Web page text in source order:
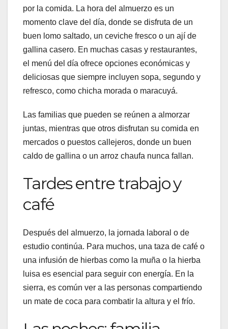
por la comida. La hora del almuerzo es un
momento clave del día, donde se disfruta de un
buen lomo saltado, un ceviche fresco o un ají de
gallina casero. En muchas casas y restaurantes,
el menú del día ofrece opciones económicas y
deliciosas que siempre incluyen sopa, segundo y
refresco, como chicha morada o maracuyá.
Las familias que pueden se reúnen a almorzar
juntas, mientras que otros disfrutan su comida en
mercados o puestos callejeros, donde un buen
caldo de gallina o un arroz chaufa nunca fallan.
Tardes entre trabajo y
café
Después del almuerzo, la jornada laboral o de
estudio continúa. Para muchos, una taza de café o
una infusión de hierbas como la muña o la hierba
luisa es esencial para seguir con energía. En la
sierra, es común ver a las personas compartiendo
un mate de coca para combatir la altura y el frío.